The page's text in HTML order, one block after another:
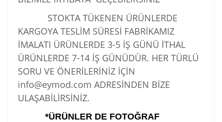
STOKTA TÜKENEN ÜRÜNLERDE
KARGOYA TESLİM SÜRESİ FABRİKAMIZ
İMALATI ÜRÜNLERDE 3-5 İŞ GÜNÜ İTHAL
ÜRÜNLERDE 7-14 İŞ GÜNÜDÜR. HER TÜRLÜ
SORU VE ÖNERİLERİNİZ İÇİN
info@eymod.com ADRESİNDEN BİZE
ULAŞABİLİRSİNİZ.
*ÜRÜNLER DE FOTOĞRAF